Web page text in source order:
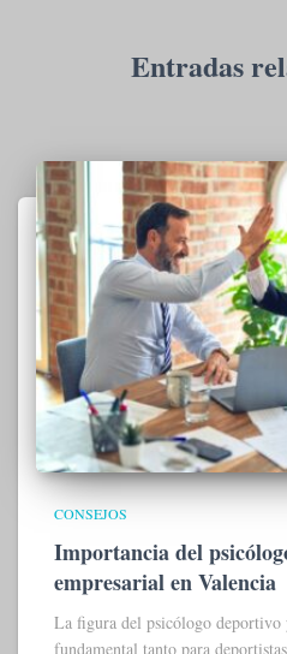
Entradas
CONSEJOS
Importancia del
empresarial en Valencia
La figura del psicólogo deportivo
fundamental tanto para